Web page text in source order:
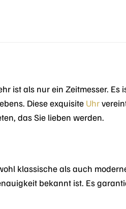
ist als nur ein Zeitmesser. Es
Diese exquisite Uhr
das Sie lieben werden.
klassische als auch
bekannt ist. Es